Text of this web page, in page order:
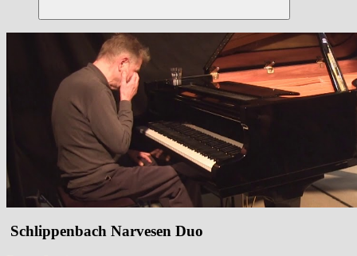
Suchen
Schlippenbach Narvesen Duo